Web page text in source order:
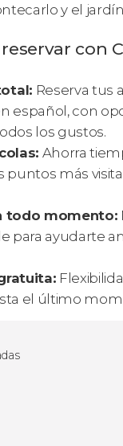
y el
con
Reserva tus
español, con
los gustos.
Ahorra
puntos más
todo momento:
para ayudarte
el último